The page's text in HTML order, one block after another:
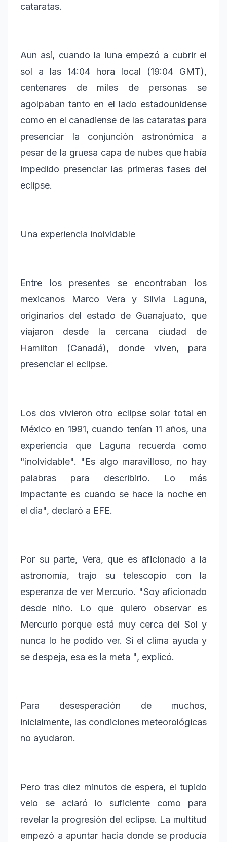
cataratas.
Aun así, cuando la luna empezó a cubrir el
sol a las 14:04 hora local (19:04 GMT),
centenares de miles de personas se
agolpaban tanto en el lado estadounidense
como en el canadiense de las cataratas para
presenciar la conjunción astronómica a
pesar de la gruesa capa de nubes que había
impedido presenciar las primeras fases del
eclipse.
Una experiencia inolvidable
Entre los presentes se encontraban los
mexicanos Marco Vera y Silvia Laguna,
originarios del estado de Guanajuato, que
viajaron desde la cercana ciudad de
Hamilton (Canadá), donde viven, para
presenciar el eclipse.
Los dos vivieron otro eclipse solar total en
México en 1991, cuando tenían 11 años, una
experiencia que Laguna recuerda como
"inolvidable". "Es algo maravilloso, no hay
palabras para describirlo. Lo más
impactante es cuando se hace la noche en
el día", declaró a EFE.
Por su parte, Vera, que es aficionado a la
astronomía, trajo su telescopio con la
esperanza de ver Mercurio. "Soy aficionado
desde niño. Lo que quiero observar es
Mercurio porque está muy cerca del Sol y
nunca lo he podido ver. Si el clima ayuda y
se despeja, esa es la meta ", explicó.
Para desesperación de muchos,
inicialmente, las condiciones meteorológicas
no ayudaron.
Pero tras diez minutos de espera, el tupido
velo se aclaró lo suficiente como para
revelar la progresión del eclipse. La multitud
empezó a apuntar hacia donde se producía